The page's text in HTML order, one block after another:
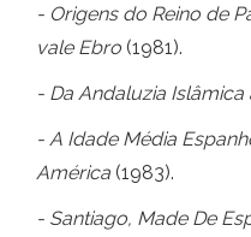
- Origens do Reino de
vale Ebro (1981).
- Da Andaluzia Islâmica
- A Idade Média
América (1983).
- Santiago, Made De